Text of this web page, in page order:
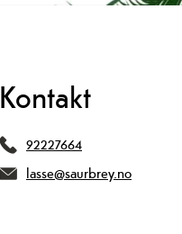
Kontakt
92227664
lasse@saurbrey.no